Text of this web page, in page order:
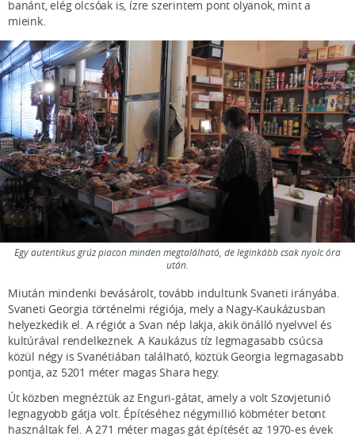
banánt, elég olcsóak is, ízre szerintem pont olyanok, mint a
mieink.
Egy autentikus grúz piacon minden megtalálható, de leginkább csak nyolc óra
után.
Miután mindenki bevásárolt, tovább indultunk Svaneti irányába.
Svaneti Georgia történelmi régiója, mely a Nagy-Kaukázusban
helyezkedik el. A régiót a Svan nép lakja, akik önálló nyelvvel és
kultúrával rendelkeznek. A Kaukázus tíz legmagasabb csúcsa
közül négy is Svanétiában található, köztük Georgia legmagasabb
pontja, az 5201 méter magas Shara hegy.
Út közben megnéztük az Enguri-gátat, amely a volt Szovjetunió
legnagyobb gátja volt. Építéséhez négymillió köbméter betont
használtak fel. A 271 méter magas gát építését az 1970-es évek